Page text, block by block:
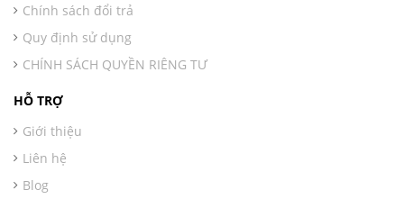
Chính sách đổi trả
Quy định sử dụng
CHÍNH SÁCH QUYỀN RIÊNG TƯ
HỖ TRỢ
Giới thiệu
Liên hệ
Blog